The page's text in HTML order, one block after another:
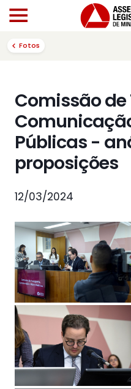
Fotos
Comissão
Públicas -
proposições
12/03/2024